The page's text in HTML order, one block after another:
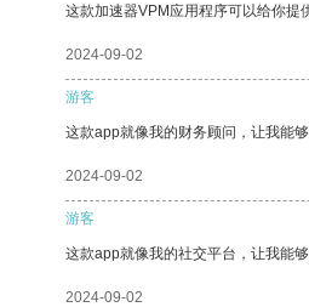
这款加速器VPM应用程序可以给你提
2024-09-02
游客
这款app就像我的财务顾问，让我能够
2024-09-02
游客
这款app就像我的社交平台，让我能
2024-09-02